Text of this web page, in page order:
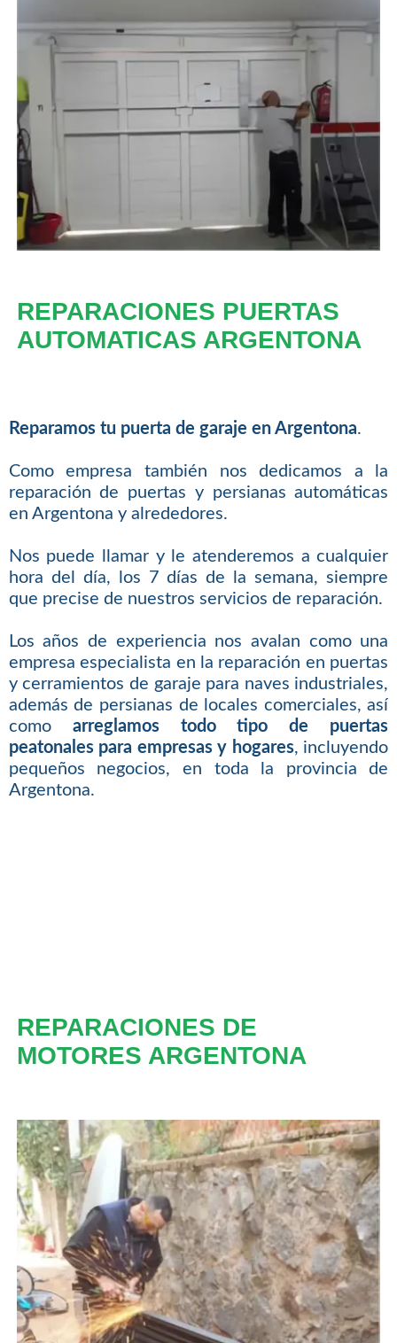
REPARACIONES PUERTAS
AUTOMATICAS ARGENTONA
Reparamos tu puerta de garaje en Argentona.
Como empresa también nos dedicamos a la
reparación de puertas y persianas automáticas
en Argentona y alrededores.
Nos puede llamar y le atenderemos a cualquier
hora del día, los 7 días de la semana, siempre
que precise de nuestros servicios de reparación.
Los años de experiencia nos avalan como una
empresa especialista en la reparación en puertas
y cerramientos de garaje para naves industriales,
además de persianas de locales comerciales, así
como arreglamos todo tipo de puertas
peatonales para empresas y hogares, incluyendo
pequeños negocios, en toda la provincia de
Argentona.
REPARACIONES DE
MOTORES ARGENTONA